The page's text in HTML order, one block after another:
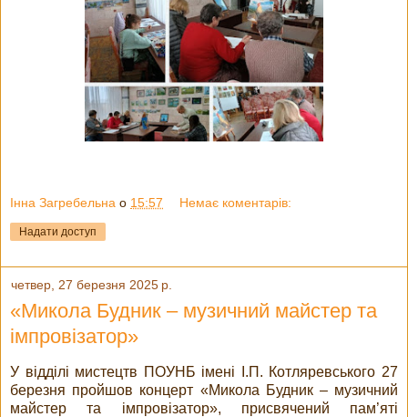
Інна Загребельна о 15:57 Немає коментарів:
Надати доступ
четвер, 27 березня 2025 р.
«Микола Будник – музичний майстер та
імпровізатор»
У відділі мистецтв ПОУНБ імені І.П. Котляревського 27
березня пройшов концерт «Микола Будник – музичний
майстер та імпровізатор», присвячений пам’яті